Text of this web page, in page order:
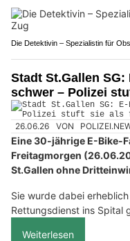
Die Detektivin – Spezialistin für
Stadt St.Gallen
schwer – Polizei
26.06.26 VON
Eine 30-jährige E-Bike-
Freitagmorgen
St.Gallen ohne
Sie wurde dabei
Rettungsdienst ins Spital
Weiterlesen